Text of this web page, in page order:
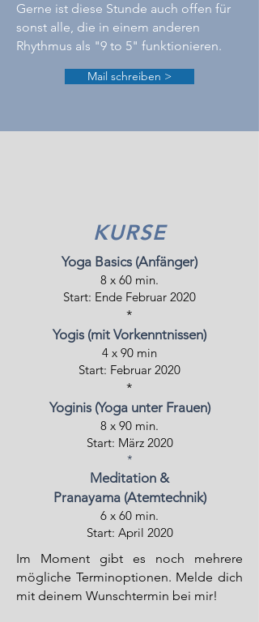
Gerne ist diese Stunde auch offen für
sonst alle, die in einem anderen
Rhythmus als "9 to 5" funktionieren.
Mail schreiben >
KURSE
Yoga Basics (Anfänger)
8 x 60 min.
Start: Ende Februar 2020
*
Yogis (mit Vorkenntnissen)
4 x 90 min
Start: Februar 2020
*
Yoginis (Yoga unter Frauen)
8 x 90 min.
Start: März 2020
*
Meditation &
Pranayama (Atemtechnik)
6 x 60 min.
Start: April 2020
Im Moment gibt es noch mehrere
mögliche Terminoptionen. Melde dich
mit deinem Wunschtermin bei mir!